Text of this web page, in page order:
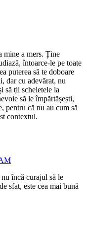
a mers. Ține
întoarce-le pe toate
puterea să te doboare
dar cu adevărat, nu
să ții scheletele la
să le împărtășești,
pentru că nu au cum să
contextul.
încă curajul să le
sfat, este cea mai bună